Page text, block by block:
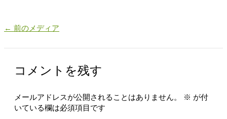
← 前のメディア
コメントを残す
メールアドレスが公開されることはありません。 ※ が付
いている欄は必須項目です